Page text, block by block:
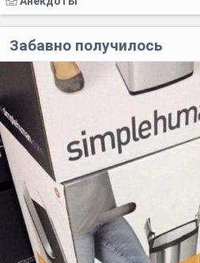
Забавно получилось